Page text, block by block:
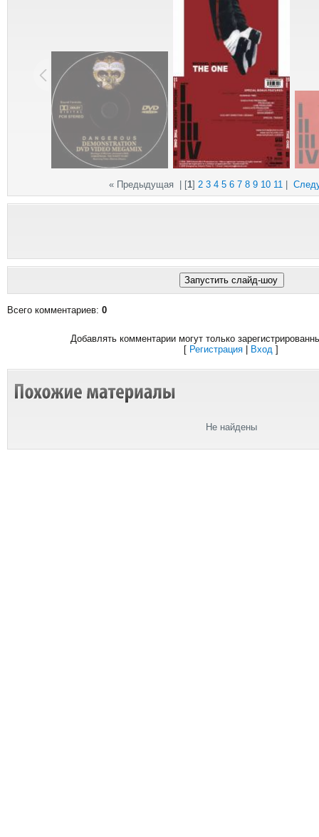
« Предыдущая | [1] 2 3 4 5 6 7 8 9 10 11
Всего комментариев: 0
Добавлять комментарии могут только
[ Регистрация Вход ]
Не найдены